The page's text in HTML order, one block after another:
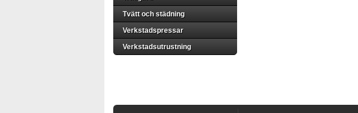
Tvätt och städning
Verkstadspressar
Verkstadsutrustning